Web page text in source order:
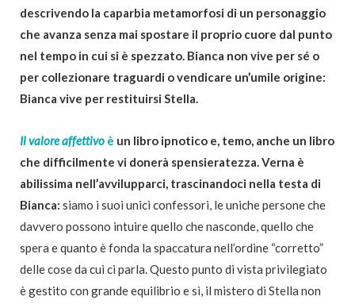
descrivendo la caparbia metamorfosi di un personaggio
che avanza senza mai spostare il proprio cuore dal punto
nel tempo in cui si è spezzato. Bianca non vive per sé o
per collezionare traguardi o vendicare un’umile origine:
Bianca vive per restituirsi Stella.
Il valore affettivo è un libro ipnotico e, temo, anche un libro
che difficilmente vi donerà spensieratezza. Verna è
abilissima nell’avvilupparci, trascinandoci nella testa di
Bianca: siamo i suoi unici confessori, le uniche persone che
davvero possono intuire quello che nasconde, quello che
spera e quanto è fonda la spaccatura nell’ordine “corretto”
delle cose da cui ci parla. Questo punto di vista privilegiato
è gestito con grande equilibrio e sì, il mistero di Stella non